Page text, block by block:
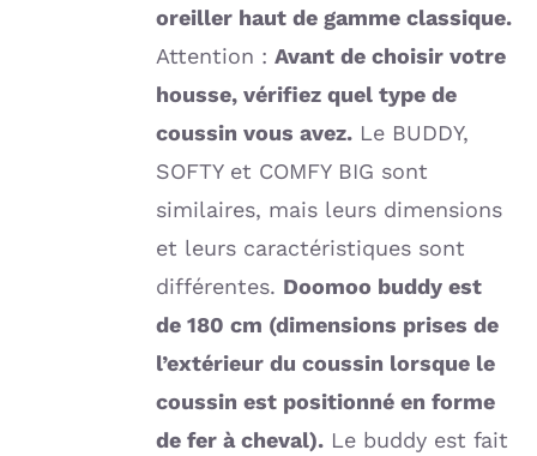
oreiller haut de gamme classique.
Attention :Avant de choisir votre
housse, vérifiez quel type de
coussin vous avez. Le BUDDY,
SOFTY et COMFY BIG sont
similaires, mais leurs dimensions
et leurs caractéristiques sont
différentes. Doomoo buddy est
de 180 cm (dimensions prises de
l’extérieur du coussin lorsque le
coussin est positionné en forme
de fer à cheval). Le buddy est fait